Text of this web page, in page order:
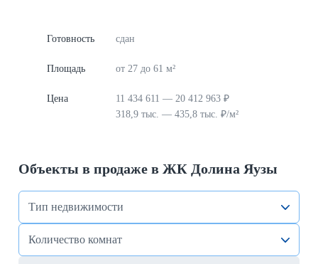
Готовность сдан
Площадь от 27 до 61 м²
Цена
11 434 611 — 20 412 963 ₽
318,9 тыс. — 435,8 тыс. ₽/м²
Объекты в продаже в ЖК Долина Яузы
Тип недвижимости
Количество комнат